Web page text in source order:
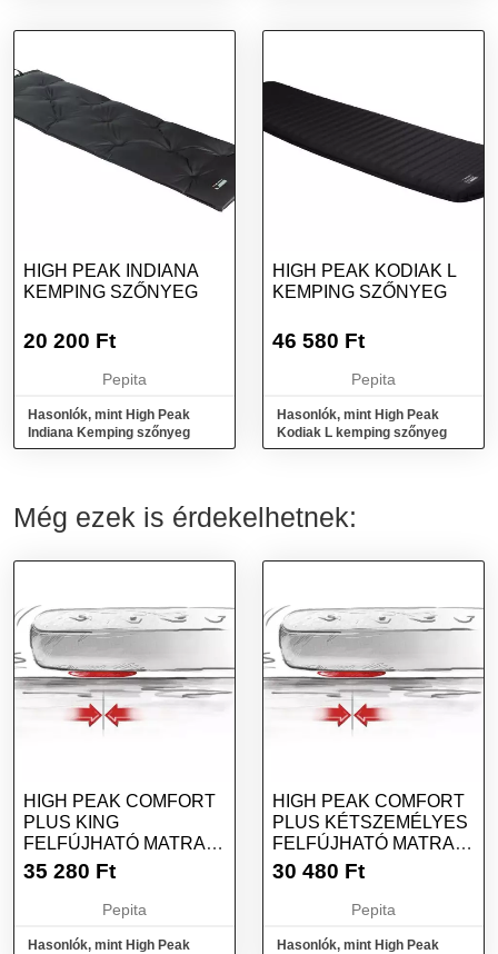
HIGH PEAK INDIANA
KEMPING SZŐNYEG
20 200 Ft
Pepita
Hasonlók, mint High Peak
Indiana Kemping szőnyeg
HIGH PEAK KODIAK L
KEMPING SZŐNYEG
46 580 Ft
Pepita
Hasonlók, mint High Peak
Kodiak L kemping szőnyeg
Még ezek is érdekelhetnek:
HIGH PEAK COMFORT
PLUS KING
FELFÚJHATÓ MATRAC
- KÉK/BARNA
35 280 Ft
Pepita
Hasonlók, mint High Peak
HIGH PEAK COMFORT
PLUS KÉTSZEMÉLYES
FELFÚJHATÓ MATRAC
- SZÜRKE/KÉK
30 480 Ft
Pepita
Hasonlók, mint High Peak